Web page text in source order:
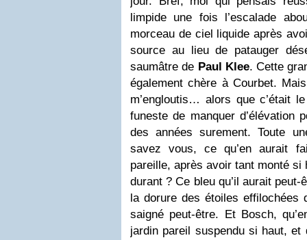
limpide une fois l’escalade
morceau de ciel liquide après
source au lieu de patauger
saumâtre de Paul Klee. Cette
également chère à Courbet.
m’engloutis… alors que c’était
funeste de manquer d’élévation
des années surement. Toute
savez vous, ce qu’en aurait
pareille, après avoir tant monté
durant ? Ce bleu qu’il aurait
la dorure des étoiles
saigné peut-être. Et Bosch,
jardin pareil suspendu si haut,